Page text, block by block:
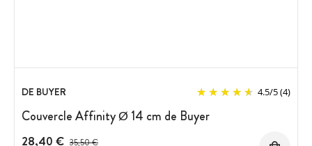
DE BUYER 4.5/5(4)
Couvercle Affinity Ø 14 cm de Buyer
28,40 € Prix avant réduction :
35,50 €